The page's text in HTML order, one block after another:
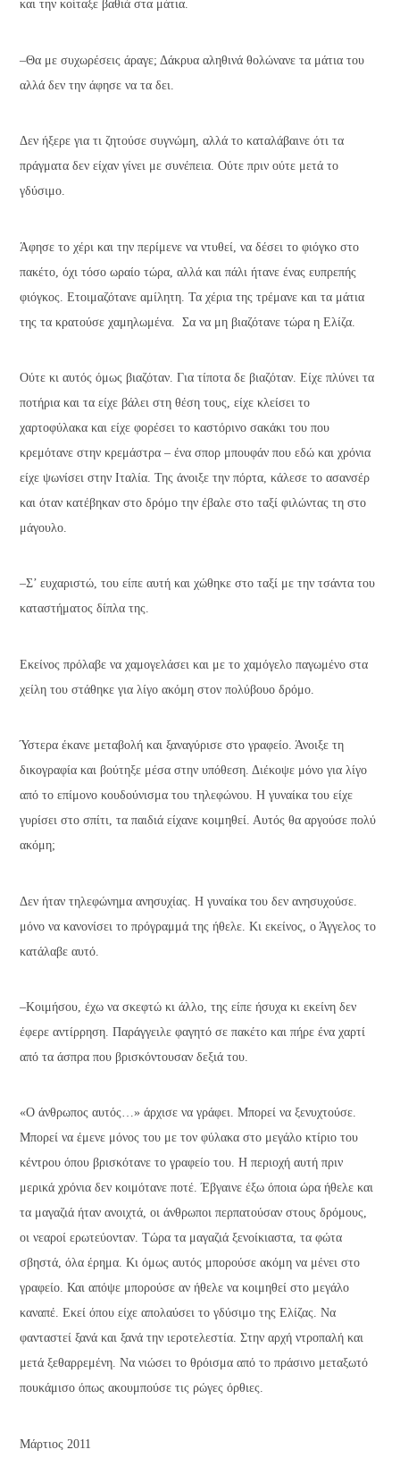
και την κοίταξε βαθιά στα μάτια.
–Θα με συχωρέσεις άραγε; Δάκρυα αληθινά θολώνανε τα μάτια του
αλλά δεν την άφησε να τα δει.
Δεν ήξερε για τι ζητούσε συγνώμη, αλλά το καταλάβαινε ότι τα
πράγματα δεν είχαν γίνει με συνέπεια. Ούτε πριν ούτε μετά το
γδύσιμο.
Άφησε το χέρι και την περίμενε να ντυθεί, να δέσει το φιόγκο στο
πακέτο, όχι τόσο ωραίο τώρα, αλλά και πάλι ήτανε ένας ευπρεπής
φιόγκος. Ετοιμαζότανε αμίλητη. Τα χέρια της τρέμανε και τα μάτια
της τα κρατούσε χαμηλωμένα. Σα να μη βιαζότανε τώρα η Ελίζα.
Ούτε κι αυτός όμως βιαζόταν. Για τίποτα δε βιαζόταν. Είχε πλύνει τα
ποτήρια και τα είχε βάλει στη θέση τους, είχε κλείσει το
χαρτοφύλακα και είχε φορέσει το καστόρινο σακάκι του που
κρεμότανε στην κρεμάστρα – ένα σπορ μπουφάν που εδώ και χρόνια
είχε ψωνίσει στην Ιταλία. Της άνοιξε την πόρτα, κάλεσε το ασανσέρ
και όταν κατέβηκαν στο δρόμο την έβαλε στο ταξί φιλώντας τη στο
μάγουλο.
–Σ’ ευχαριστώ, του είπε αυτή και χώθηκε στο ταξί με την τσάντα του
καταστήματος δίπλα της.
Εκείνος πρόλαβε να χαμογελάσει και με το χαμόγελο παγωμένο στα
χείλη του στάθηκε για λίγο ακόμη στον πολύβουο δρόμο.
Ύστερα έκανε μεταβολή και ξαναγύρισε στο γραφείο. Άνοιξε τη
δικογραφία και βούτηξε μέσα στην υπόθεση. Διέκοψε μόνο για λίγο
από το επίμονο κουδούνισμα του τηλεφώνου. Η γυναίκα του είχε
γυρίσει στο σπίτι, τα παιδιά είχανε κοιμηθεί. Αυτός θα αργούσε πολύ
ακόμη;
Δεν ήταν τηλεφώνημα ανησυχίας. Η γυναίκα του δεν ανησυχούσε.
μόνο να κανονίσει το πρόγραμμά της ήθελε. Κι εκείνος, ο Άγγελος το
κατάλαβε αυτό.
–Κοιμήσου, έχω να σκεφτώ κι άλλο, της είπε ήσυχα κι εκείνη δεν
έφερε αντίρρηση. Παράγγειλε φαγητό σε πακέτο και πήρε ένα χαρτί
από τα άσπρα που βρισκόντουσαν δεξιά του.
«Ο άνθρωπος αυτός…» άρχισε να γράφει. Μπορεί να ξενυχτούσε.
Μπορεί να έμενε μόνος του με τον φύλακα στο μεγάλο κτίριο του
κέντρου όπου βρισκότανε το γραφείο του. Η περιοχή αυτή πριν
μερικά χρόνια δεν κοιμότανε ποτέ. Έβγαινε έξω όποια ώρα ήθελε και
τα μαγαζιά ήταν ανοιχτά, οι άνθρωποι περπατούσαν στους δρόμους,
οι νεαροί ερωτεύονταν. Τώρα τα μαγαζιά ξενοίκιαστα, τα φώτα
σβηστά, όλα έρημα. Κι όμως αυτός μπορούσε ακόμη να μένει στο
γραφείο. Και απόψε μπορούσε αν ήθελε να κοιμηθεί στο μεγάλο
καναπέ. Εκεί όπου είχε απολαύσει το γδύσιμο της Ελίζας. Να
φανταστεί ξανά και ξανά την ιεροτελεστία. Στην αρχή ντροπαλή και
μετά ξεθαρρεμένη. Να νιώσει το θρόισμα από το πράσινο μεταξωτό
πουκάμισο όπως ακουμπούσε τις ρώγες όρθιες.
Μάρτιος 2011